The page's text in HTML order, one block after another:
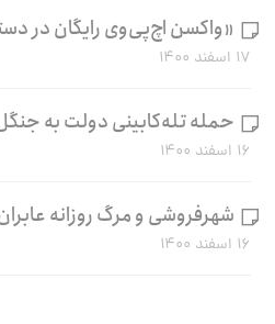
«واکسن اچ‌پی‌وی رایگان در
۱۷ اسفند ۱۴۰۰
حمله تله‌کابینی دولت به
۱۶ اسفند ۱۴۰۰
شهرفروشی و مرگ روزانه
۱۶ اسفند ۱۴۰۰